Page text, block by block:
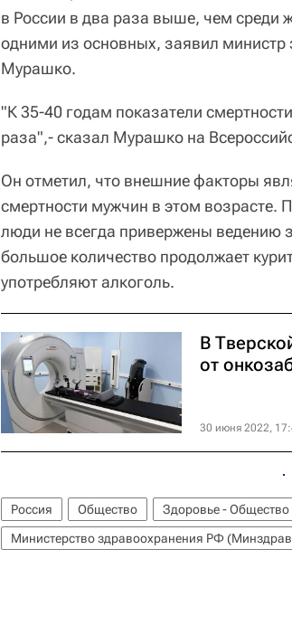
в России в два раза выше, чем
одними из основных, заявил
Мурашко.
"К 35-40 годам показатели
раза",- сказал Мурашко на
Он отметил, что внешние факторы
смертности мужчин в этом
люди не всегда привержены ведению
большое количество продолжает
употребляют алкоголь.
В
от
30 июня 2022,
Россия Общество Здоровье - Общество
Министерство здравоохранения РФ